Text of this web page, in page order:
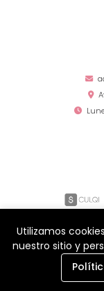
Mia Secret Perú ©
Utilizamos
nuestro sitio y